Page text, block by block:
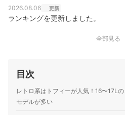
2026.08.06 更新
ランキングを更新しました。
全部見る
目次
レトロ系はトフィーが人気！16〜17L
モデルが多い